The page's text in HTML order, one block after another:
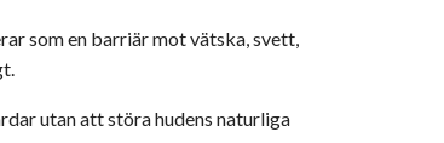
som en barriär mot vätska, svett,
utan att störa hudens naturliga